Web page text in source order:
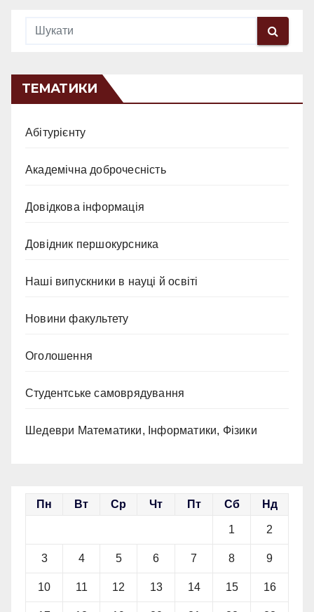
ТЕМАТИКИ
Абітурієнту
Академічна доброчесність
Довідкова інформація
Довідник першокурсника
Наші випускники в науці й освіті
Новини факультету
Оголошення
Студентське самоврядування
Шедеври Математики, Інформатики, Фізики
Пн Вт Ср Чт Пт Сб Нд
1 2
3 4 5 6 7 8 9
10 11 12 13 14 15 16